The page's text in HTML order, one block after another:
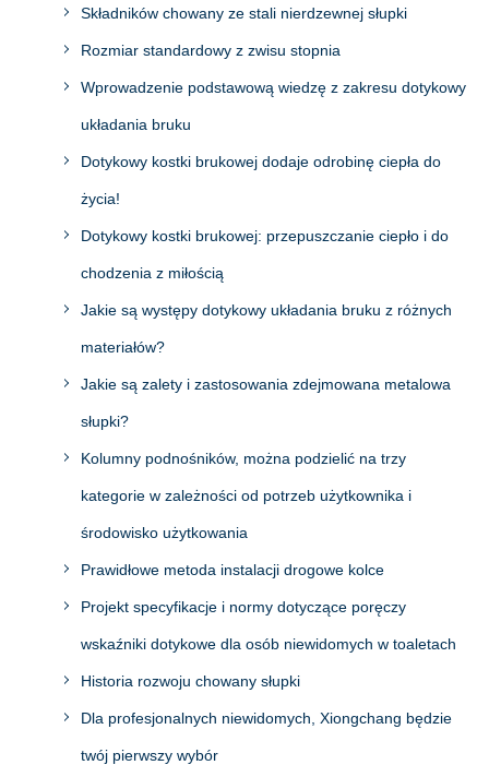
Składników chowany ze stali nierdzewnej słupki
Rozmiar standardowy z zwisu stopnia
Wprowadzenie podstawową wiedzę z zakresu dotykowy
układania bruku
Dotykowy kostki brukowej dodaje odrobinę ciepła do
życia!
Dotykowy kostki brukowej: przepuszczanie ciepło i do
chodzenia z miłością
Jakie są występy dotykowy układania bruku z różnych
materiałów?
Jakie są zalety i zastosowania zdejmowana metalowa
słupki?
Kolumny podnośników, można podzielić na trzy
kategorie w zależności od potrzeb użytkownika i
środowisko użytkowania
Prawidłowe metoda instalacji drogowe kolce
Projekt specyfikacje i normy dotyczące poręczy
wskaźniki dotykowe dla osób niewidomych w toaletach
Historia rozwoju chowany słupki
Dla profesjonalnych niewidomych, Xiongchang będzie
twój pierwszy wybór